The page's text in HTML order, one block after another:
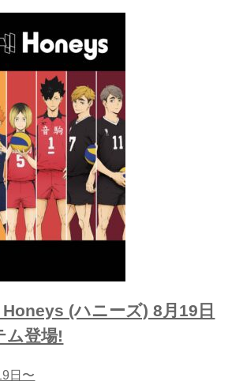
(ハニーズ) 8月19日
ム登場!
日〜